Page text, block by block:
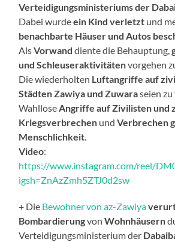
Verteidigungsministeriums der
Dabei wurdeein Kind verletzt und
benachbarte Häuser und Autos
AlsVorwand diente die Behauptung,
und Schleuseraktivitätenvorgehen
Die wiederholten Luftangriffe auf
Städten Zawiya und Zuwaraseien zu
Wahllose Angriffe auf Zivilisten und
Kriegsverbrechen undVerbrechen
Menschlichkeit
Video:
https://www.instagram.com/reel/
igsh=ZnAzZmh5ZTJ0d2sw
+ Die Bewohner von az-Zawiya
BombardierungvonWohnhäusern
Verteidigungsministerium der